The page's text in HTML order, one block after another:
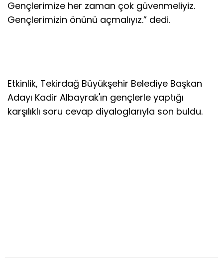
Gençlerimize her zaman çok güvenmeliyiz.
Gençlerimizin önünü açmalıyız.” dedi.
Etkinlik, Tekirdağ Büyükşehir Belediye Başkan
Adayı Kadir Albayrak'ın gençlerle yaptığı
karşılıklı soru cevap diyaloglarıyla son buldu.